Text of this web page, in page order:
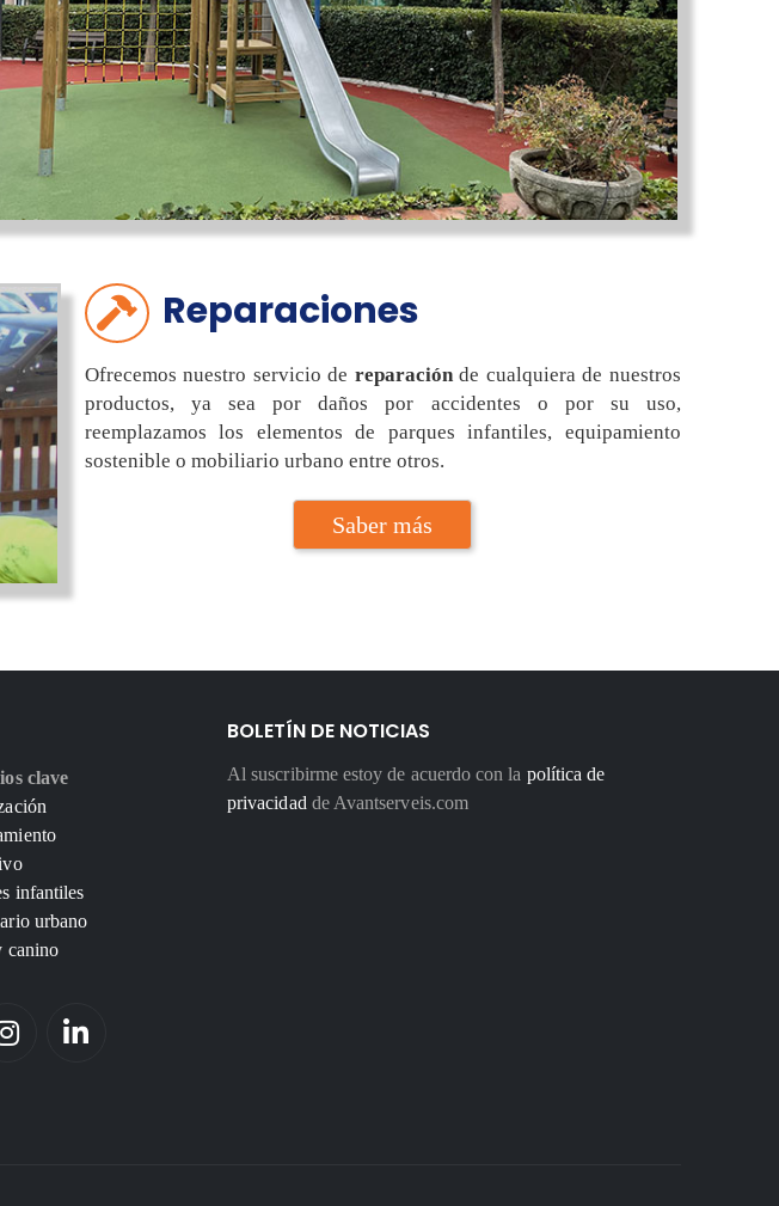
Reparaciones
Ofrecemos nuestro servicio de reparaciónde cualquiera de nuestros
productos, ya sea por daños por accidentes o por su uso,
reemplazamos los elementos de parques infantiles, equipamiento
sostenible o mobiliario urbano entre otros.
Saber más
clave
infantiles
urbano
canino
BOLETÍN DE NOTICIAS
Al suscribirme estoy de acuerdo con la política de
privacidad de Avantserveis.com